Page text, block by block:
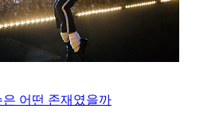
은 어떤 존재였을까